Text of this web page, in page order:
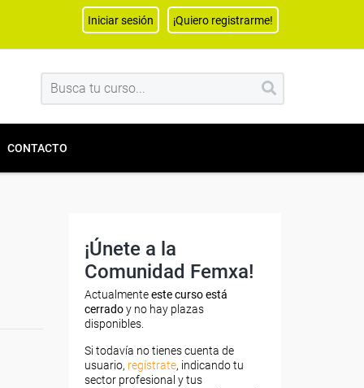
Iniciar sesión ¡Quiero registrarme!
CONTACTO
¡Únete a la
Comunidad Femxa!
Actualmenteeste curso está
cerradoy no hay plazas
disponibles.
Si todavía no tienes cuenta de
usuario, regístrate, indicando tu
sector profesional y tus